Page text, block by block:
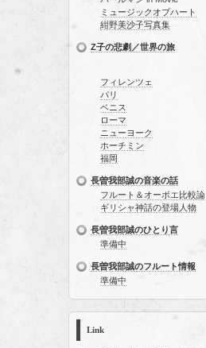
ミュージックオブハート
紺野美沙子写真集
Z子の悲劇／世界の旅
フィレンツェ
パリ
ベニス
ローマ
ニューヨーク
ホーチミン
福岡
長曽我部誠の音楽の話
フルート＆オーボエ比較論
ギリシャ神話の登場人物
長曽我部誠のひとり言
準備中
長曽我部誠のフルート情報
準備中
Link